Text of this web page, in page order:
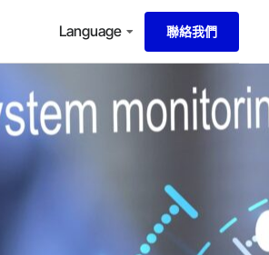
Language 聯絡我們